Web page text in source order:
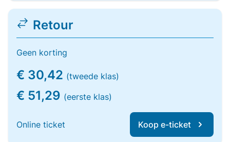
Retour
Geen korting
€ 30,42 (tweede klas)
€ 51,29 (eerste klas)
Online ticket Koop e-ticket